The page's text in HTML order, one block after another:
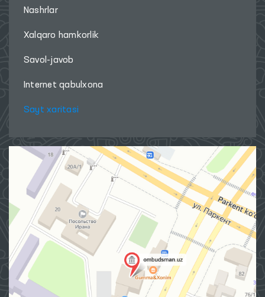
Nashrlar
Xalqaro hamkorlik
Savol-javob
Internet qabulxona
Sayt xaritasi